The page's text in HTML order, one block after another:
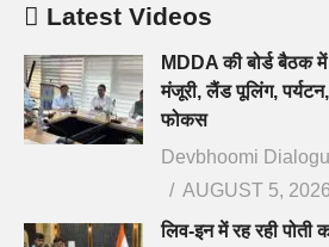
Latest Videos
MDDA की बोर्ड बैठक में
मंजूरी, लैंड पूलिंग,
फोकस
Devbhoomi
AUGUST 5, 2026
लिव-इन में रह रही पोती